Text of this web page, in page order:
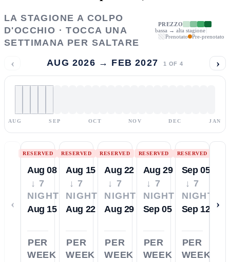
LA STAGIONE A COLPO
D'OCCHIO · TOCCA UNA
SETTIMANA PER SALTARE
PREZZO
bassa → alta stagione
Prenotato
Pre-prenotato
‹ AUG 2026 → FEB 2027 1 OF 4 ›
AUG SEP OCT NOV DEC JAN
‹
RESERVED
Aug 08
↓ 7
NIGHTS
Aug 15
PER
WEEK
RESERVED
Aug 15
↓ 7
NIGHTS
Aug 22
PER
WEEK
RESERVED
Aug 22
↓ 7
NIGHTS
Aug 29
PER
WEEK
RESERVED
Aug 29
↓ 7
NIGHTS
Sep 05
PER
WEEK
RESERVED
Sep 05
↓ 7
NIGHTS
Sep 12
PER
WEEK
›